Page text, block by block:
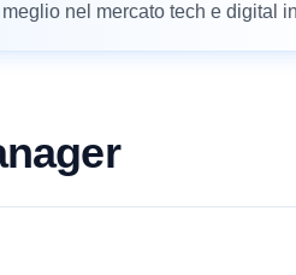
nel mercato tech e digital